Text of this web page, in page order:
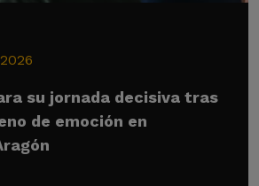
su jornada decisiva tras
de emoción en